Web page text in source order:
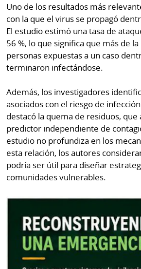
Uno de los resultados más
con la que el virus se propagó
El estudio estimó una tasa de
56 %, lo que significa que más de
personas expuestas a un caso
terminaron infectándose.
Además, los investigadores
asociados con el riesgo de
destacó la quema de residuos,
predictor independiente de
estudio no profundiza en los
esta relación, los autores
podría ser útil para diseñar
comunidades vulnerables.